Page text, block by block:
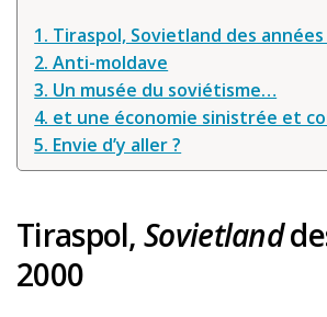
1. Tiraspol, Sovietland des années
2. Anti-moldave
3. Un musée du soviétisme…
4. et une économie sinistrée et
5. Envie d’y aller ?
Tiraspol, Sovietland
2000